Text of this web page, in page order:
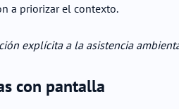
a priorizar el contexto.
explícita a la asistencia
con pantalla